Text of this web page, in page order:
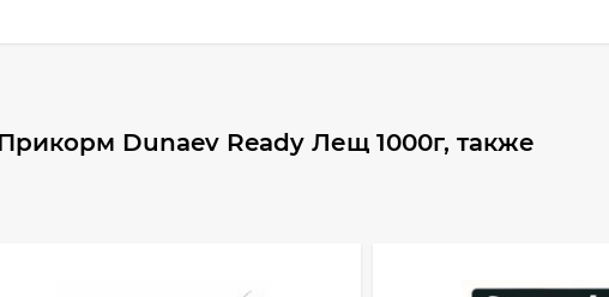
Dunaev Ready Лещ 1000г, также